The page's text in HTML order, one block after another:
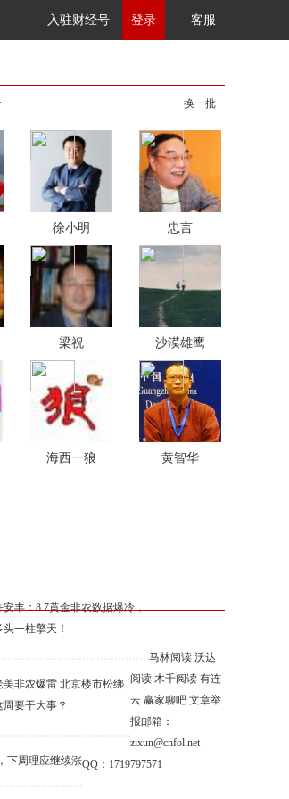
入驻财经号 登录 客服
换一批
徐小明 忠言
梁祝 沙漠雄鹰
海西一狼 黄智华
安丰：8.7黄金非农数据爆冷，
头一柱擎天！
美非农爆雷 北京楼市松绑
周要干大事？
下周理应继续涨
马林阅读 沃达
阅读 木千阅读 有连
云 赢家聊吧 文章举
报邮箱：
zixun@cnfol.net
QQ：1719797571